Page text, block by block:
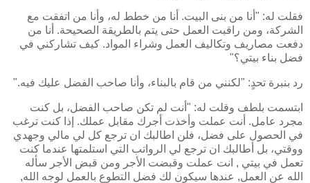
فقلت له: "أنا من بنى البيت. أنا من خطط له، وأنا من اتفقت مع
الشركة، ومن راقبت العمل حتى يتم بالطريقة الصحيحة. أنا من
دفعت مصاريف وتكاليف العمل وشراء المواد. كيف تشاركني في
فضل بناء بيتي؟"
رد بنبرة تحدٍ: "لكنني من قام بالبناء، وأنا صاحب الفضل عليك فيه."
ابتسمت بلطف وقلت له: "أنت لم تكن صاحب الفضل، بل كنت
مجرد عامل. أنت عملت وأخذت أجرك مقابل عملك. إذا كنت ترغب
في الحصول على فضل، فلن اطالبك ان ترجع كل لي مالي وجهدي
ووقتي، بل أطالبك ان ترجع لي الرواتب التي استلمتها عندما كنت
تعمل في بيتي , انت عملت وقبضت الأجر ومن قبض الأجر سأله
الله عن العمل, عندها سيكون لك فضل التطوع بالعمل لوجه الله,